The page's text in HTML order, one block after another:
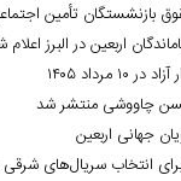
بازنشستگان تأمین
اربعین در البرز اعلام
۱۴۰۵
چاووشی منتشر شد
جهانی اربعین
انتخاب سریال‌های